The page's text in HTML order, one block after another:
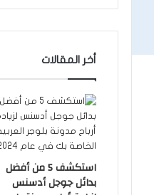
أخر المقالات
استكشف 5 من أفضل
بدائل جوجل أدسنس